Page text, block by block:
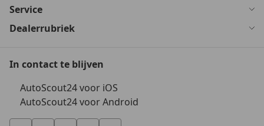
Service
Dealerrubriek
In contact te blijven
AutoScout24 voor iOS
AutoScout24 voor Android